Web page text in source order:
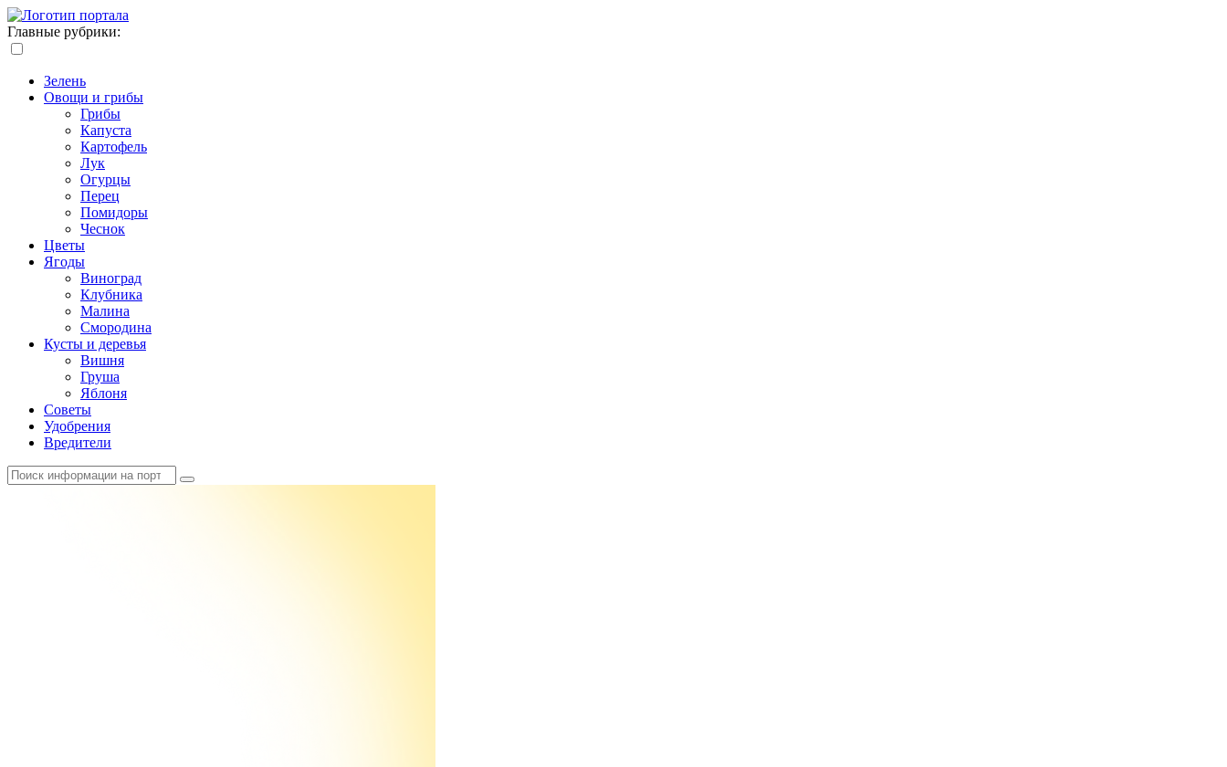
Главные рубрики:
Зелень
Овощи и грибы
Грибы
Капуста
Картофель
Лук
Огурцы
Перец
Помидоры
Чеснок
Цветы
Ягоды
Виноград
Клубника
Малина
Смородина
Кусты и деревья
Вишня
Груша
Яблоня
Советы
Удобрения
Вредители